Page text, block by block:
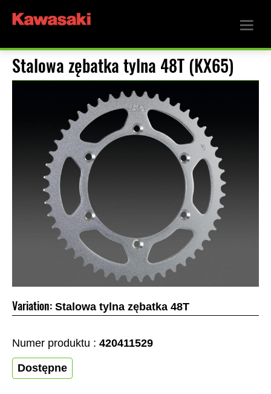
Stalowa zębatka tylna 48T (KX65)
Variation: Stalowa tylna zębatka 48T
Numer produktu : 420411529
Dostępne